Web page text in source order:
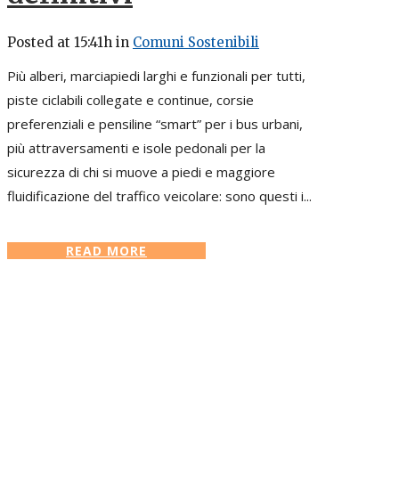
Posted at 15:41h in Comuni Sostenibili
Più alberi, marciapiedi larghi e funzionali per tutti,
piste ciclabili collegate e continue, corsie
preferenziali e pensiline “smart” per i bus urbani,
più attraversamenti e isole pedonali per la
sicurezza di chi si muove a piedi e maggiore
fluidificazione del traffico veicolare: sono questi i...
READ MORE